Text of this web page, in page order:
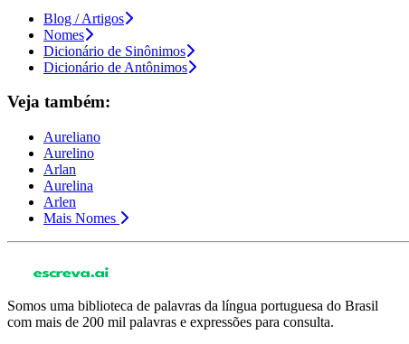
Blog / Artigos
Nomes
Dicionário de Sinônimos
Dicionário de Antônimos
Veja também:
Aureliano
Aurelino
Arlan
Aurelina
Arlen
Mais Nomes
Somos uma biblioteca de palavras da língua portuguesa do Brasil
com mais de 200 mil palavras e expressões para consulta.